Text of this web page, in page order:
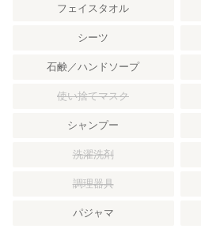
フェイスタオル
シーツ
石鹸／ハンドソープ
使い捨てマスク
シャンプー
洗濯洗剤
調理器具
パジャマ